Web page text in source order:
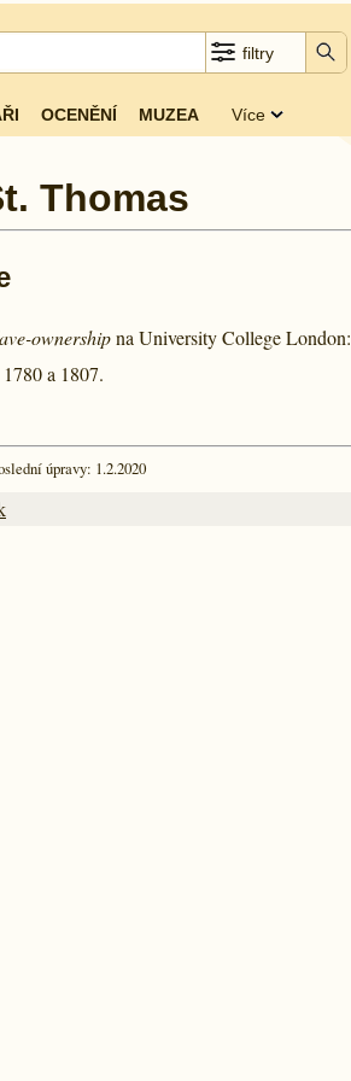
filtry
OCENĚNÍ MUZEA Více
Thomas
ownershipna University College London:
1780 a 1807.
úpravy: 1.2.2020